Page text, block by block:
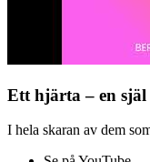
Ett hjärta – en själ
I hela skaran av dem